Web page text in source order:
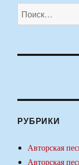
Искать:
РУБРИКИ
Авторская
Авторская